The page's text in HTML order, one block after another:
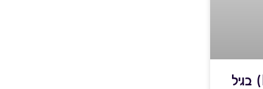
ערפול מוחי (Brain Fog) בגיל